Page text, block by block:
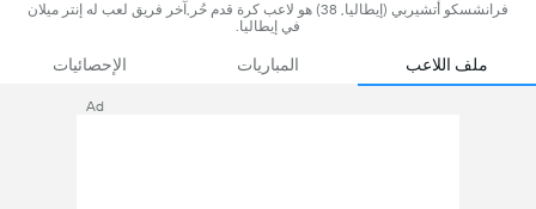
فرانشسكو أتشيربي (إيطاليا, 38) هو لاعب كرة قدم حُر,آخر فريق لعب له إنتر ميلان
في إيطاليا.
ملف اللاعب المباريات الإحصائيات
Ad